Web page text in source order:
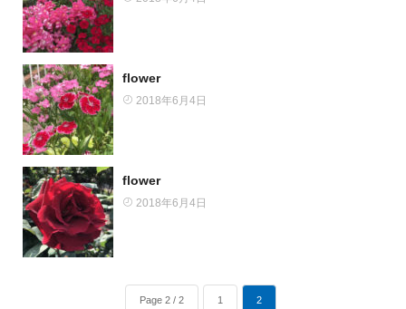
flower
2018年6月4日
flower
2018年6月4日
Page 2 / 2 1 2